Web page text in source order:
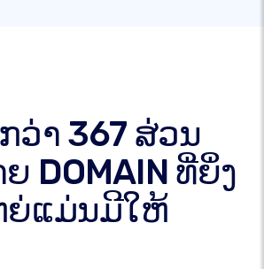
ວ່າ 367 ສ່ວນ
DOMAIN ທີ່ຍິ່ງ
ຍ່ແມ່ນມີໃຫ້